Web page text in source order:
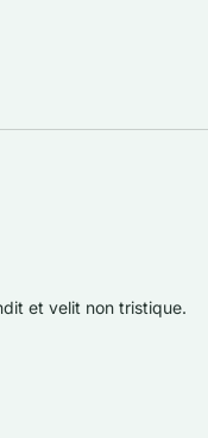
et velit non tristique.